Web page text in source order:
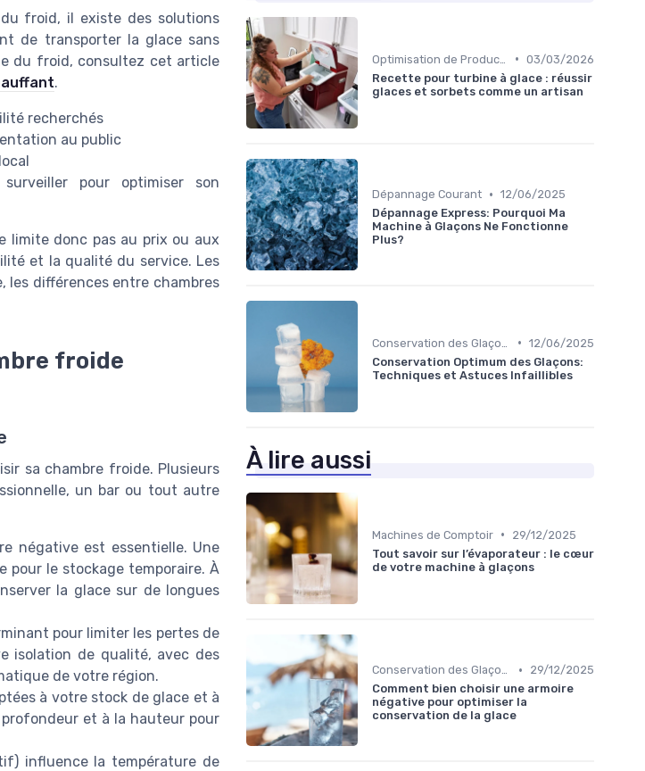
froid, il existe des solutions
de transporter la glace sans
du froid, consultez cet article
.
recherchés
au public
pour optimiser son
limite donc pas au prix ou aux
et la qualité du service. Les
les différences entre chambres
froide
sa chambre froide. Plusieurs
un bar ou tout autre
négative est essentielle. Une
pour le stockage temporaire. À
la glace sur de longues
pour limiter les pertes de
isolation de qualité, avec des
de votre région.
à votre stock de glace et à
profondeur et à la hauteur pour
influence la température de
• 03/03/2026
Recette pour turbine à glace : réussir
glaces et sorbets comme un artisan
Dépannage Courant • 12/06/2025
Dépannage Express: Pourquoi Ma
Machine à Glaçons Ne Fonctionne
Plus?
• 12/06/2025
Conservation Optimum des Glaçons:
Techniques et Astuces Infaillibles
À lire aussi
Machines de Comptoir •
29/12/2025
Tout savoir sur l’évaporateur : le cœur
de votre machine à glaçons
Conservation des Glaçons •
29/12/2025
Comment bien choisir une armoire
négative pour optimiser la
conservation de la glace